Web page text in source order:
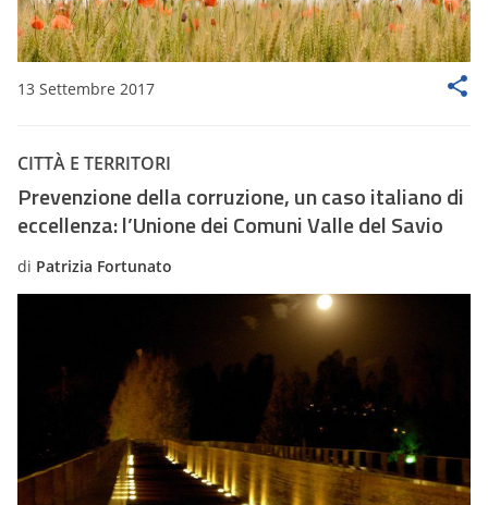
13 Settembre 2017
CITTÀ E TERRITORI
Prevenzione della corruzione, un caso italiano di
eccellenza: l’Unione dei Comuni Valle del Savio
di Patrizia Fortunato